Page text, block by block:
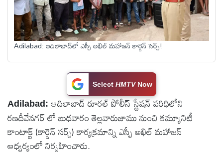
వ్యాపారం
లైఫ్
టెక్నాలజీ
స్పెషల్స్
Adilabad: ఆదిలాబాద్‌లో ఎస్పీ అఖిల్ మహాజన్ కార్డెన్ సెర్చ్!
Select HMTVNow
Adilabad: ఆదిలాబాద్ రూరల్ పోలీస్ స్టేషన్ పరిధిలోని
రణదీవేనగర్ లో బుధవారం తెల్లవారుజాము నుంచి కమ్యూనిటీ
కాంటాక్ట్ (కార్డెన్ సర్చ్) కార్యక్రమాన్ని ఎస్పీ అఖిల్ మహాజన్
ఆధ్వర్యంలో నిర్వహించారు.